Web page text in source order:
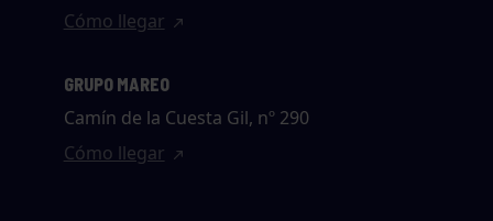
Cómo llegar
GRUPO MAREO
Camín de la Cuesta Gil, nº 290
Cómo llegar